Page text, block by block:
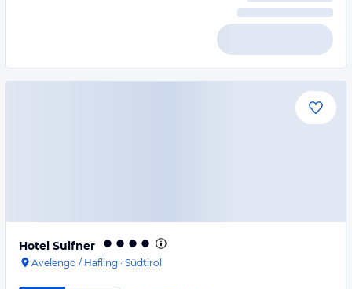
Hotel Sulfner
Avelengo / Hafling · Südtirol